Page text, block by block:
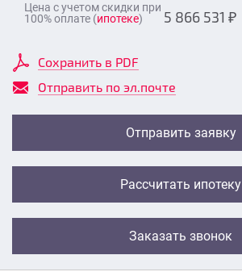
Цена с учетом скидки при
100% оплате (ипотеке) 5 866 531 ₽
Сохранить в PDF
Отправить по эл.почте
Отправить заявку
Рассчитать ипотеку
Заказать звонок